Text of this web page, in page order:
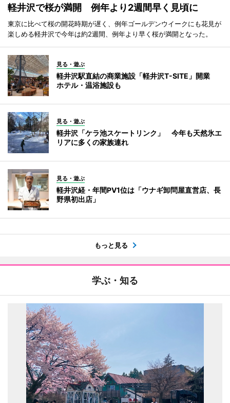
軽井沢で桜が満開 例年より2週間早く見頃に
東京に比べて桜の開花時期が遅く、例年ゴールデンウイークにも花見が
楽しめる軽井沢で今年は約2週間、例年より早く桜が満開となった。
見る・遊ぶ
軽井沢駅直結の商業施設「軽井沢T-SITE」開業
ホテル・温浴施設も
見る・遊ぶ
軽井沢「ケラ池スケートリンク」 今年も天然氷エ
リアに多くの家族連れ
見る・遊ぶ
軽井沢経・年間PV1位は「ウナギ卸問屋直営店、長
野県初出店」
もっと見る
学ぶ・知る